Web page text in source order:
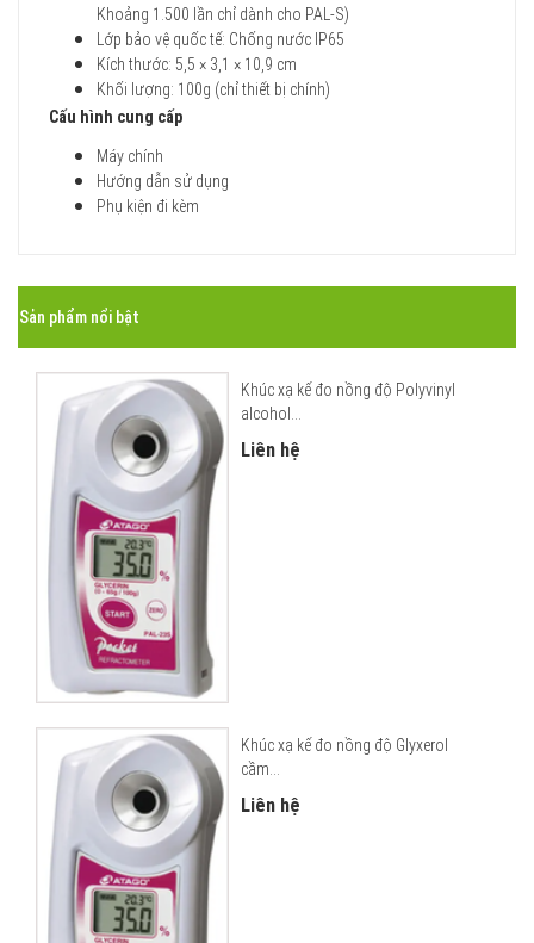
Khoảng 1.500 lần chỉ dành cho PAL-S)
Lớp bảo vệ quốc tế: Chống nước IP65
Kích thước: 5,5 × 3,1 × 10,9 cm
Khối lượng: 100g (chỉ thiết bị chính)
Cấu hình cung cấp
Máy chính
Hướng dẫn sử dụng
Phụ kiện đi kèm
Sản phẩm nổi bật
Khúc xạ kế đo nồng độ Polyvinyl
alcohol...
Liên hệ
Khúc xạ kế đo nồng độ Glyxerol
cầm...
Liên hệ